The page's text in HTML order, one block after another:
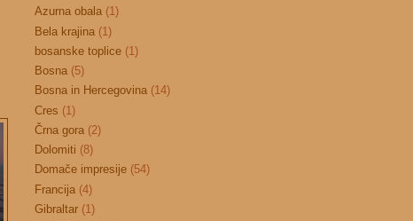
Azurna obala (1)
Bela krajina (1)
bosanske toplice (1)
Bosna (5)
Bosna in Hercegovina (14)
Cres (1)
Črna gora (2)
Dolomiti (8)
Domače impresije (54)
Francija (4)
Gibraltar (1)